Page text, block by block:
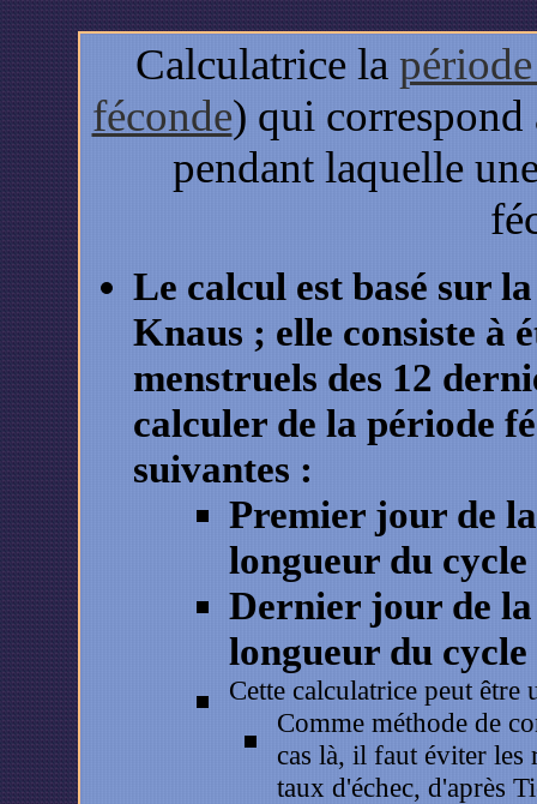
Calculatrice la
féconde) qui correspond
pendant laquelle
Le calcul est basé sur
Knaus ; elle consiste à
menstruels des 12
calculer de la période
suivantes :
Premier jour de
longueur du
Dernier jour de
longueur du
Cette calculatrice peut
Comme méthode de
cas là, il faut éviter les
taux d'échec, d'après